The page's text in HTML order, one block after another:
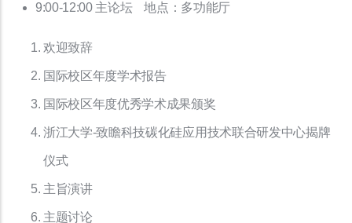
9:00-12:00 主论坛 地点：多功能厅
欢迎致辞
国际校区年度学术报告
国际校区年度优秀学术成果颁奖
浙江大学-致瞻科技碳化硅应用技术联合研发中心揭牌
仪式
主旨演讲
主题讨论